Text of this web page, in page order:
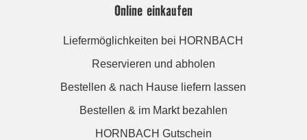
Online einkaufen
Liefermöglichkeiten bei HORNBACH
Reservieren und abholen
Bestellen & nach Hause liefern lassen
Bestellen & im Markt bezahlen
HORNBACH Gutschein